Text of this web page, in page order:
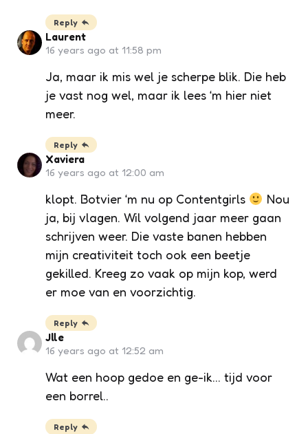
Reply
Laurent
16 years ago at 11:58 pm
Ja, maar ik mis wel je scherpe blik. Die heb
je vast nog wel, maar ik lees ‘m hier niet
meer.
Reply
Xaviera
16 years ago at 12:00 am
klopt. Botvier ‘m nu op Contentgirls
Nou
ja, bij vlagen. Wil volgend jaar meer gaan
schrijven weer. Die vaste banen hebben
mijn creativiteit toch ook een beetje
gekilled. Kreeg zo vaak op mijn kop, werd
er moe van en voorzichtig.
Reply
Jlle
16 years ago at 12:52 am
Wat een hoop gedoe en ge-ik… tijd voor
een borrel..
Reply